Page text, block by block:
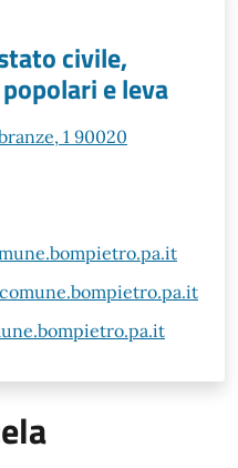
civile,
e leva
1 90020